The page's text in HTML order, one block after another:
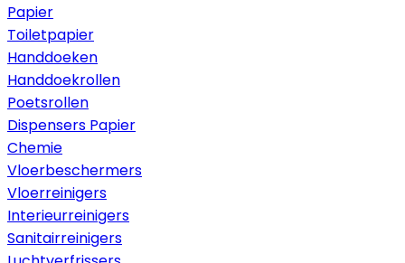
Papier
Toiletpapier
Handdoeken
Handdoekrollen
Poetsrollen
Dispensers Papier
Chemie
Vloerbeschermers
Vloerreinigers
Interieurreinigers
Sanitairreinigers